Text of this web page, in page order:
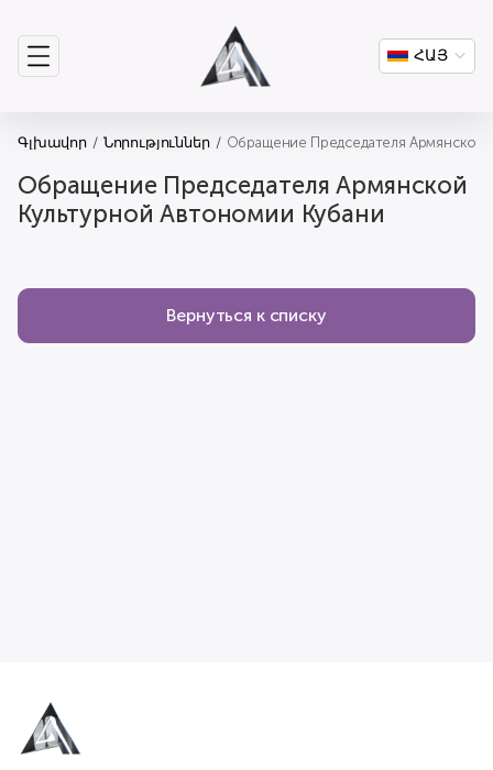
ՀԱՅ
Գլխավոր Նորություններ Обращение Председателя Армянской
Обращение Председателя Армянской
Культурной Автономии Кубани
Вернуться к списку